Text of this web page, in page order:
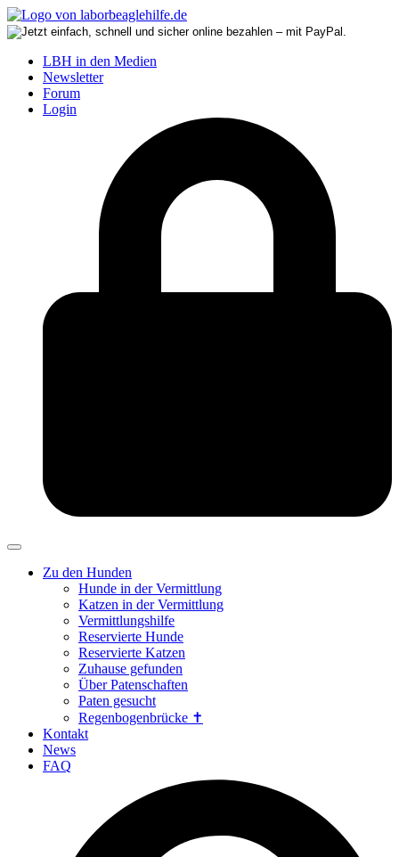
LBH in den Medien
Newsletter
Forum
Login
Zu den Hunden
Hunde in der Vermittlung
Katzen in der Vermittlung
Vermittlungshilfe
Reservierte Hunde
Reservierte Katzen
Zuhause gefunden
Über Patenschaften
Paten gesucht
Regenbogenbrücke ✝
Kontakt
News
FAQ